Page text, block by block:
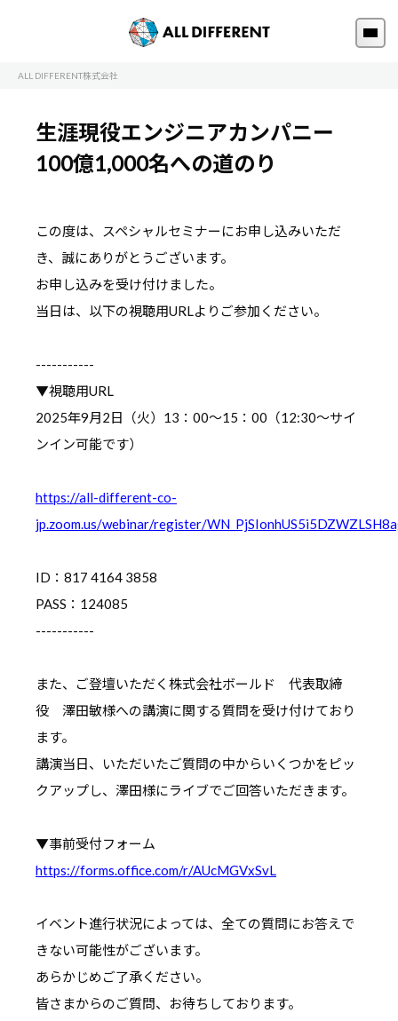
ALL DIFFERENT株式会社
生涯現役エンジニアカンパニー
100億1,000名への道のり
この度は、スペシャルセミナーにお申し込みいただ
き、誠にありがとうございます。
お申し込みを受け付けました。
当日は、以下の視聴用URLよりご参加ください。
-----------
▼視聴用URL
2025年9月2日（火）13：00～15：00（12:30～サイ
ンイン可能です）
https://all-different-co-
jp.zoom.us/webinar/register/
ID：817 4164 3858
PASS：124085
-----------
また、ご登壇いただく株式会社ボールド 代表取締
役 澤田敏様への講演に関する質問を受け付けており
ます。
講演当日、いただいたご質問の中からいくつかをピッ
クアップし、澤田様にライブでご回答いただきます。
▼事前受付フォーム
https://forms.office.com/r/AUcMGVxSvL
イベント進行状況によっては、全ての質問にお答えで
きない可能性がございます。
あらかじめご了承ください。
皆さまからのご質問、お待ちしております。